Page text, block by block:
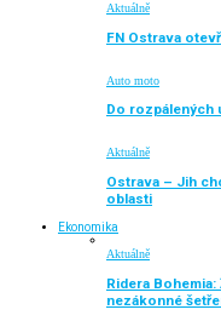
Aktuálně
FN Ostrava
Auto moto
Do rozpálených
Aktuálně
Ostrava – Jih
oblasti
Ekonomika
Aktuálně
Ridera
nezákonné